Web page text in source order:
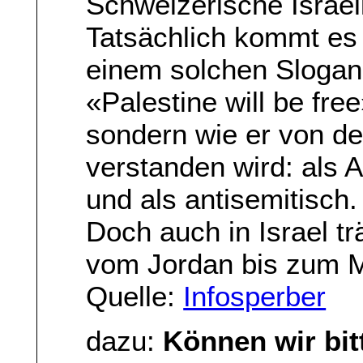
Tatsächlich kommt
einem solchen
«Palestine will be
sondern wie er von
verstanden wird: als
und als antisemitisch.
Doch auch in Israel
vom Jordan bis zum
Quelle: Infosperber
dazu: Können wir